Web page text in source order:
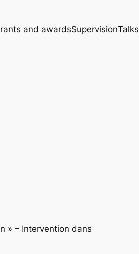
and awardsSupervisionTalks
» – Intervention dans